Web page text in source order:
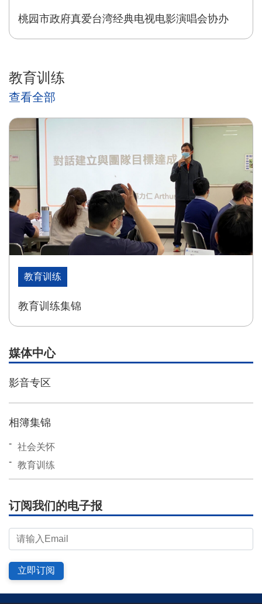
桃园市政府真爱台湾经典电视电影演唱会协办
教育训练
查看全部
教育训练
教育训练集锦
媒体中心
影音专区
相簿集锦
社会关怀
教育训练
订阅我们的电子报
立即订阅